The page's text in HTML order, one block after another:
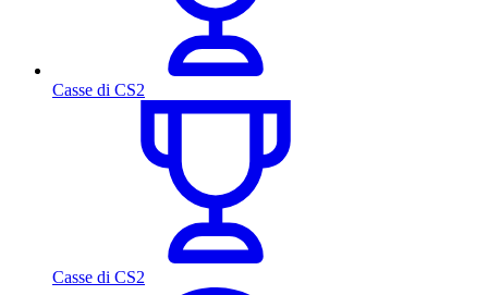
Casse di CS2
Casse di CS2